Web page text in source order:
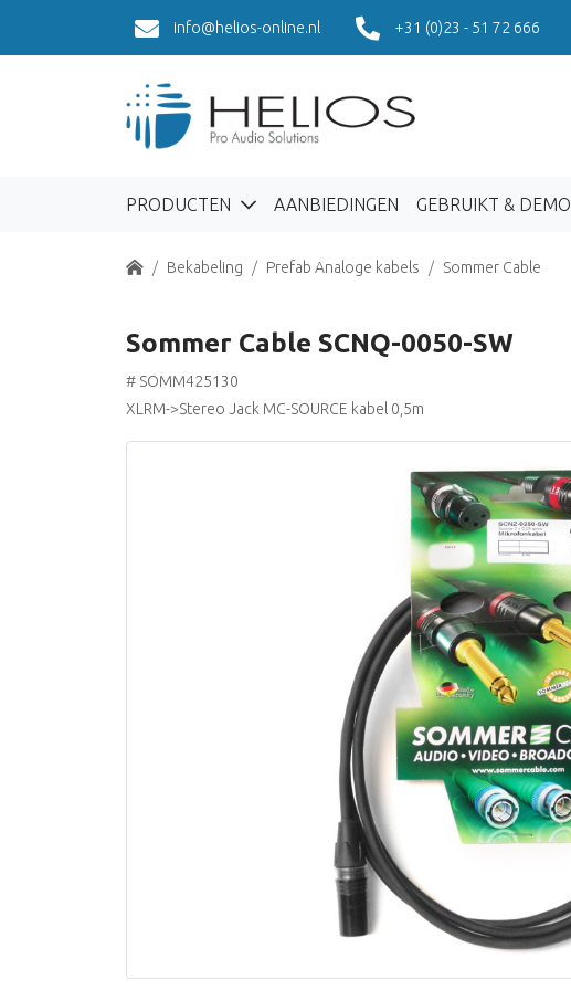
info@helios-online.nl +31 (0)23 - 51 72 666
PRODUCTEN AANBIEDINGEN GEBRUIKT & DEMO
Home Bekabeling Prefab Analoge kabels Sommer Cable
Sommer Cable SCNQ-0050-SW
# SOMM425130
XLRM->Stereo Jack MC-SOURCE kabel 0,5m